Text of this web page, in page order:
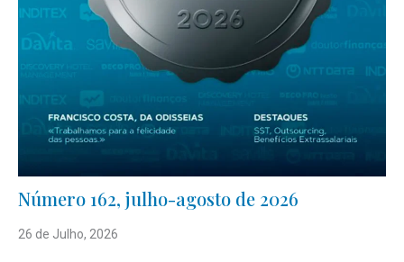
Número 162, julho-agosto de 2026
26 de Julho, 2026